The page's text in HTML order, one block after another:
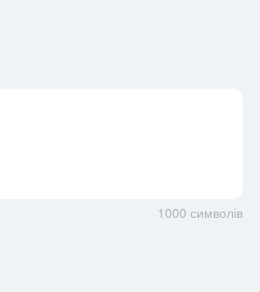
1000 символів